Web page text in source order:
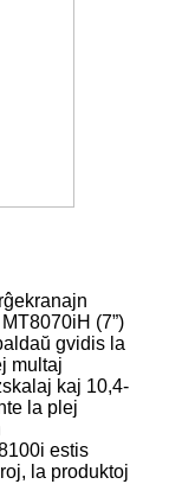
(7”)
gvidis la
multaj
kaj 10,4-
la plej
estis
la produktoj